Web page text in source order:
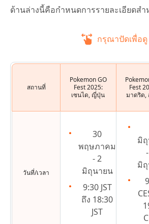
ด้านล่างนี้คือกำหนดการรายละเอียดสำ
กรุณาปัดเพื่อดู
สถานที่
Pokemon GO
Fest 2025:
เซนได, ญี่ปุ่น
Fest
มาดริด,
วันที่/เวลา
30
พฤษภาคม
- 2
มิถุนายน
9:30 JST
ถึง 18:30
JST
มิ
มิ